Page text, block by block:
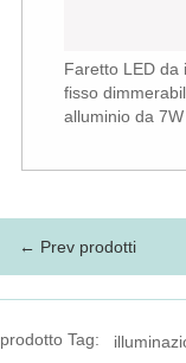
Faretto LED da
fisso
alluminio da 7W
← Prev prodotti
prodotto Tag: